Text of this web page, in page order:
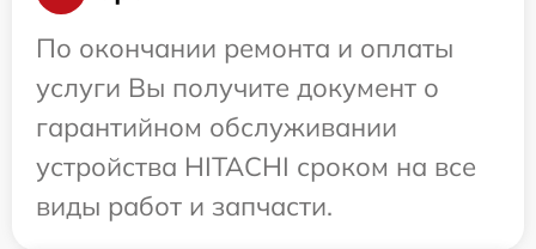
По окончании ремонта и оплаты
услуги Вы получите документ о
гарантийном обслуживании
устройства HITACHI сроком на все
виды работ и запчасти.